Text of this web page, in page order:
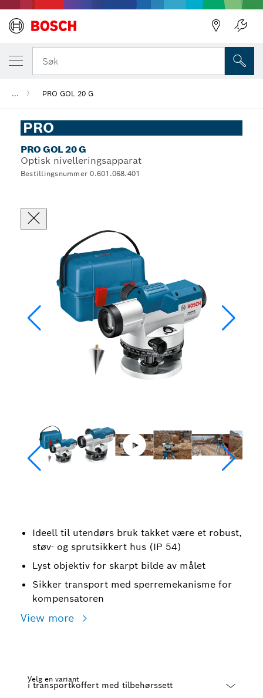
Søk
... PRO GOL 20 G
PRO
PRO GOL 20 G
Optisk nivelleringsapparat
Bestillingsnummer 0.601.068.401
Ideell til utendørs bruk takket være et robust,
støv- og sprutsikkert hus (IP 54)
Lyst objektiv for skarpt bilde av målet
Sikker transport med sperremekanisme for
kompensatoren
View more
Velg en variant